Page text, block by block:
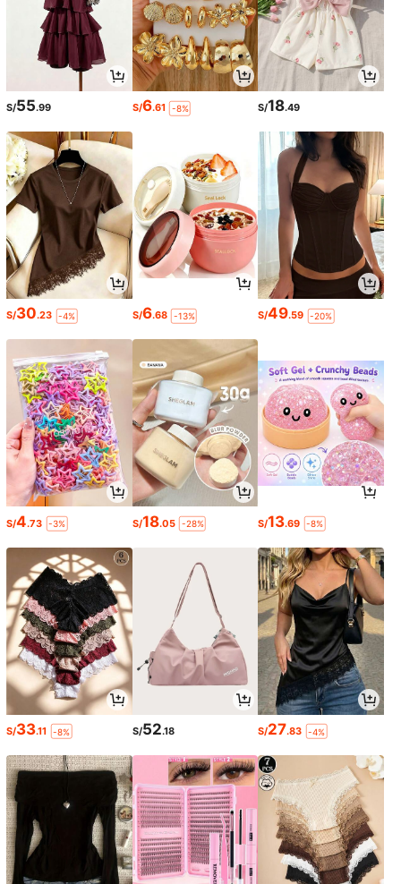
S/55.99 S/6.61 -8% S/18.49
S/30.23 -4% S/6.68 -13% S/49.59 -20%
S/4.73 -3% S/18.05 -28% S/13.69 -8%
S/33.11 -8% S/52.18 S/27.83 -4%